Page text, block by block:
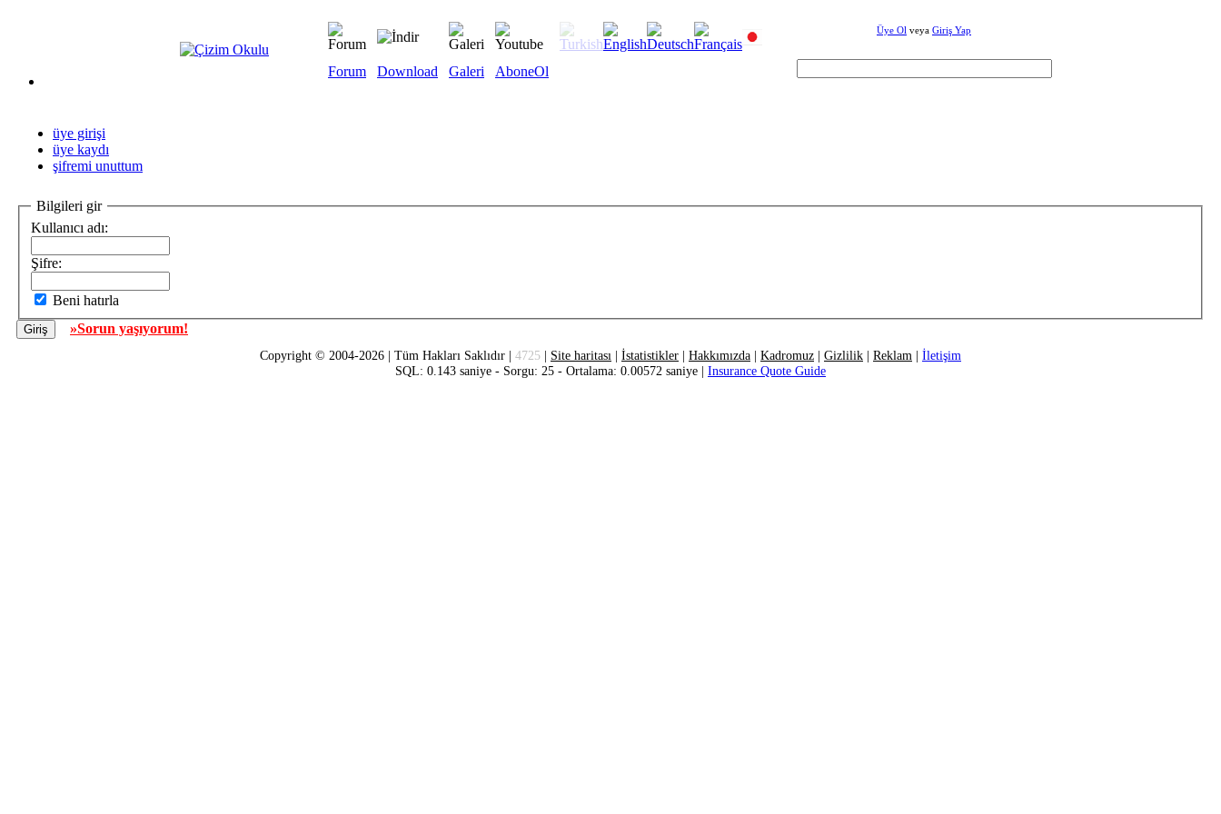
Forum Download Galeri AboneOl
Üye Ol veya Giriş Yap
üye girişi
üye kaydı
şifremi unuttum
Bilgileri gir
Kullanıcı adı:
Şifre:
Beni hatırla
»Sorun yaşıyorum!
Copyright © 2004-2026 | Tüm Hakları Saklıdır | 4725 | Site haritası | İstatistikler | Hakkımızda | Kadromuz | Gizlilik | Reklam | İletişim
SQL: 0.143 saniye - Sorgu: 25 - Ortalama: 0.00572 saniye | Insurance Quote Guide